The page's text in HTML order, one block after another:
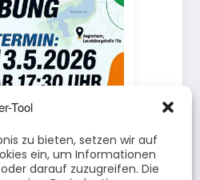
Tool
zu bieten, setzen wir auf
ein, um Informationen
darauf zuzugreifen. Die
Eschwege